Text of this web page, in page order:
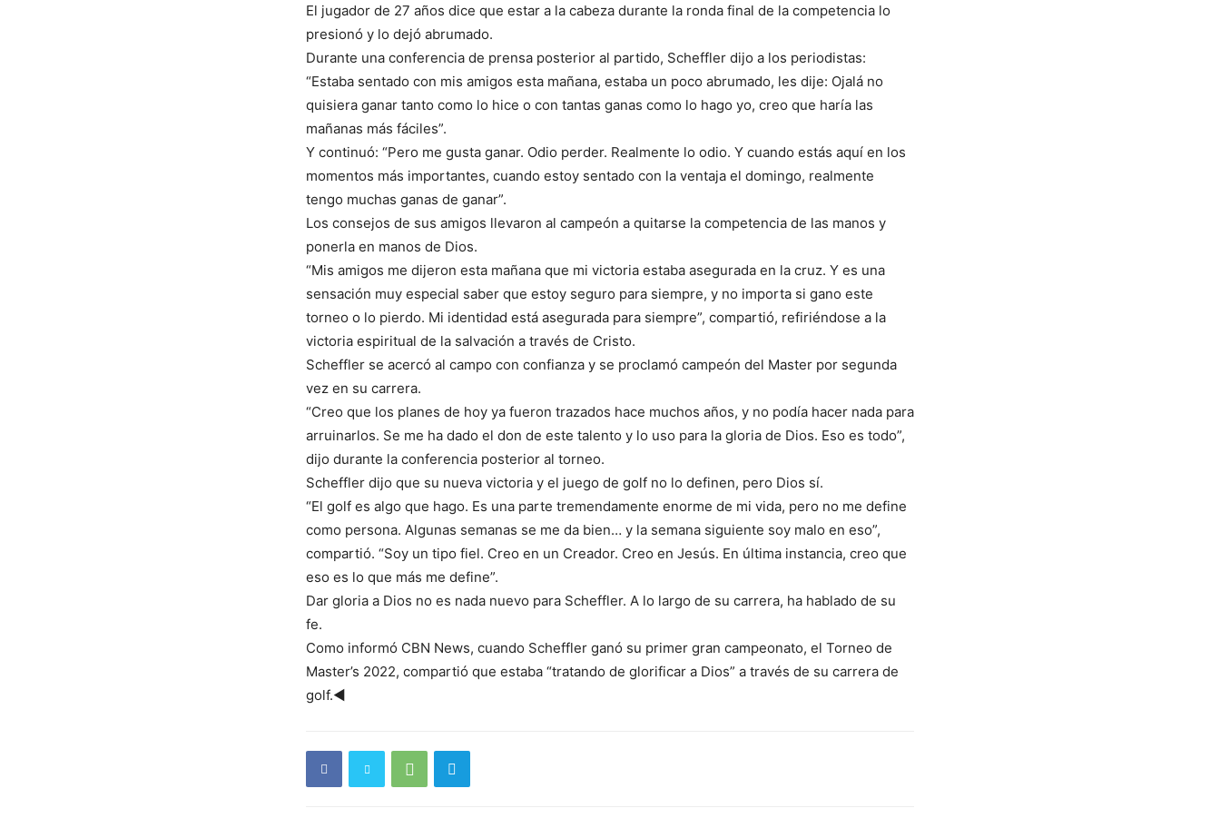
El jugador de 27 años dice que estar a la cabeza durante la ronda final de la competencia lo
presionó y lo dejó abrumado.
Durante una conferencia de prensa posterior al partido, Scheffler dijo a los periodistas:
“Estaba sentado con mis amigos esta mañana, estaba un poco abrumado, les dije: Ojalá no
quisiera ganar tanto como lo hice o con tantas ganas como lo hago yo, creo que haría las
mañanas más fáciles”.
Y continuó: “Pero me gusta ganar. Odio perder. Realmente lo odio. Y cuando estás aquí en los
momentos más importantes, cuando estoy sentado con la ventaja el domingo, realmente
tengo muchas ganas de ganar”.
Los consejos de sus amigos llevaron al campeón a quitarse la competencia de las manos y
ponerla en manos de Dios.
“Mis amigos me dijeron esta mañana que mi victoria estaba asegurada en la cruz. Y es una
sensación muy especial saber que estoy seguro para siempre, y no importa si gano este
torneo o lo pierdo. Mi identidad está asegurada para siempre”, compartió, refiriéndose a la
victoria espiritual de la salvación a través de Cristo.
Scheffler se acercó al campo con confianza y se proclamó campeón del Master por segunda
vez en su carrera.
“Creo que los planes de hoy ya fueron trazados hace muchos años, y no podía hacer nada para
arruinarlos. Se me ha dado el don de este talento y lo uso para la gloria de Dios. Eso es todo”,
dijo durante la conferencia posterior al torneo.
Scheffler dijo que su nueva victoria y el juego de golf no lo definen, pero Dios sí.
“El golf es algo que hago. Es una parte tremendamente enorme de mi vida, pero no me define
como persona. Algunas semanas se me da bien… y la semana siguiente soy malo en eso”,
compartió. “Soy un tipo fiel. Creo en un Creador. Creo en Jesús. En última instancia, creo que
eso es lo que más me define”.
Dar gloria a Dios no es nada nuevo para Scheffler. A lo largo de su carrera, ha hablado de su
fe.
Como informó CBN News, cuando Scheffler ganó su primer gran campeonato, el Torneo de
Master’s 2022, compartió que estaba “tratando de glorificar a Dios” a través de su carrera de
golf.◄